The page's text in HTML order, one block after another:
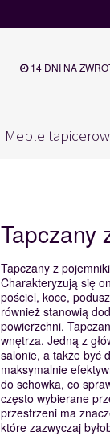
14 DNI NA
Meble
Tapczany
Tapczany z
Charakteryzują się
pościel, koce,
również stanowią
powierzchni.
wnętrza. Jedną z
salonie, a także być
maksymalnie
do schowka, co
często wybierane
przestrzeni ma
które zazwyczaj